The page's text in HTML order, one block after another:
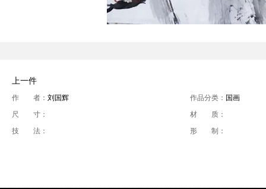
上一件
作 者： 刘国辉 作品分类： 国画
尺 寸：
材 质：
技 法：
形 制：